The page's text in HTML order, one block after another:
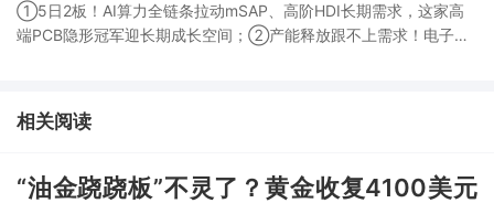
①5日2板！AI算力全链条拉动mSAP、高阶HDI长期需求，这家高
端PCB隐形冠军迎长期成长空间；②产能释放跟不上需求！电子布
价预期暂未被市场定价，王牌自营前瞻捕捉“预期差”，3日大涨
26%。
相关阅读
“油金跷跷板”不灵了？黄金收复4100美元